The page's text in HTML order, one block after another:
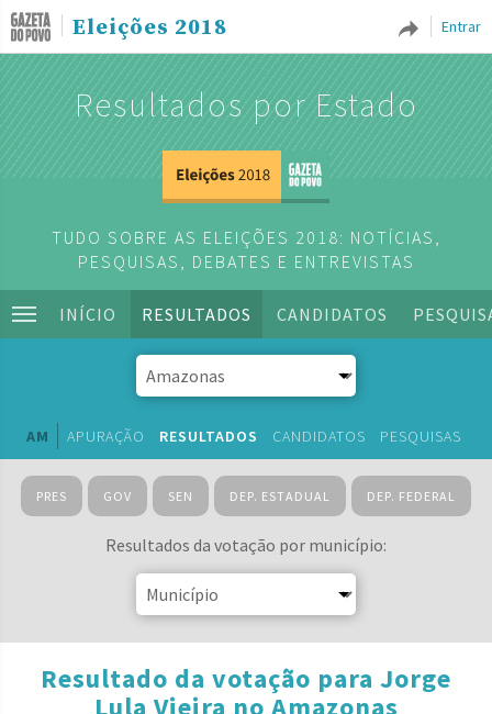
Entrar
Eleições 2018
Resultados por Estado
TUDO SOBRE AS ELEIÇÕES 2018: NOTÍCIAS,
PESQUISAS, DEBATES E ENTREVISTAS
INÍCIO RESULTADOS CANDIDATOS
AM APURAÇÃO RESULTADOS CANDIDATOS PESQUISAS
PRES GOV SEN DEP. ESTADUAL DEP. FEDERAL
Resultados da votação por município:
Resultado da votação para Jorge
Lula Vieira no Amazonas